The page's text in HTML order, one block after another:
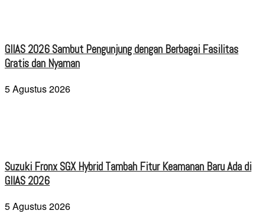
GIIAS 2026 Sambut Pengunjung dengan Berbagai Fasilitas
Gratis dan Nyaman
5 Agustus 2026
Suzuki Fronx SGX Hybrid Tambah Fitur Keamanan Baru Ada di
GIIAS 2026
5 Agustus 2026